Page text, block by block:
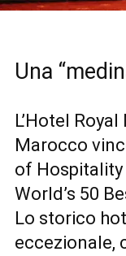
Una
L’Hotel
Marocco
of Hospitality
World’s 50
Lo storico
eccezionale,